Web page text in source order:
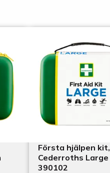
Första hjälpen kit,
Cederroths Large
390102